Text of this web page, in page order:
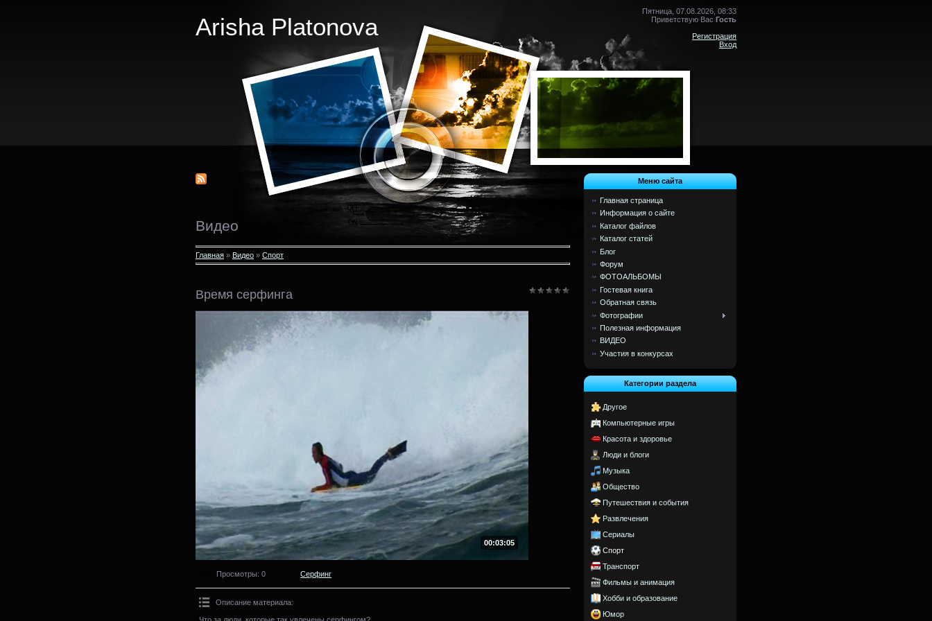
Arisha Platonova
Пятница, 07.08.2026, 08:33
Приветствую Вас Гость
Регистрация
Вход
Видео
Главная » Видео » Спорт
Время серфинга
00:03:05
Просмотры: 0 Серфинг
Описание материала:
Что за люди, которые так увлечены серфингом?
Меню сайта
Главная страница
Информация о сайте
Каталог файлов
Каталог статей
Блог
Форум
ФОТОАЛЬБОМЫ
Гостевая книга
Обратная связь
Фотографии
Полезная информация
ВИДЕО
Участия в конкурсах
Категории раздела
Другое
Компьютерные игры
Красота и здоровье
Люди и блоги
Музыка
Общество
Путешествия и события
Развлечения
Сериалы
Спорт
Транспорт
Фильмы и анимация
Хобби и образование
Юмор